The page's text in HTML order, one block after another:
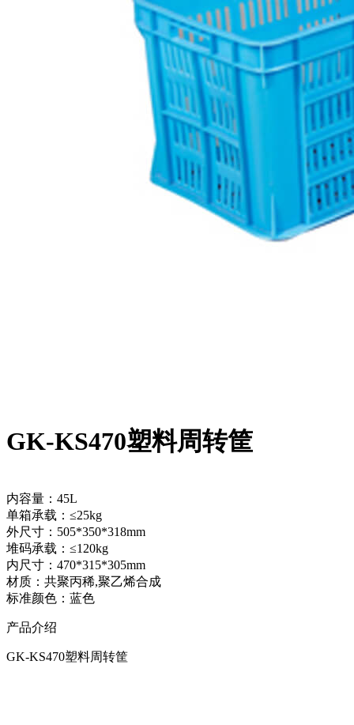
GK-KS470塑料周转筐
内容量：45L
单箱承载：≤25kg
外尺寸：505*350*318mm
堆码承载：≤120kg
内尺寸：470*315*305mm
材质：共聚丙稀,聚乙烯合成
标准颜色：蓝色
产品介绍
GK-KS470塑料周转筐